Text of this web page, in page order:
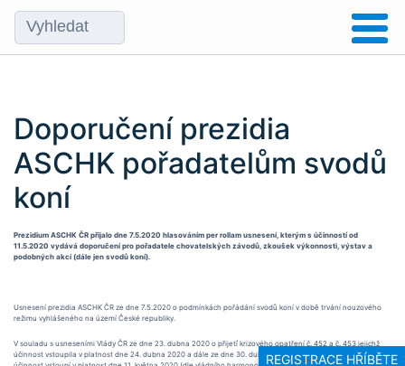
REGISTRACE HŘÍBĚTE
Doporučení prezidia
ASCHK pořadatelům svodů
koní
Prezidium ASCHK ČR přijalo dne 7.5.2020 hlasováním per rollam usnesení, kterým s účinností od
11.5.2020 vydává doporučení pro pořadatele chovatelských závodů, zkoušek výkonnosti, výstav a
podobných akcí (dále jen svodů koní).
Usnesení prezidia ASCHK ČR ze dne 7.5.2020 o podmínkách pořádání svodů koní v době trvání nouzového
režimu vyhlášeného na území České republiky.
V souladu s usneseními Vlády ČR ze dne 23. dubna 2020 o přijetí́ krizového opatření č. 452 a č. 453 jejichž
účinnost vstoupila v platnost dne 24. dubna 2020 a dále ze dne 30. dubna 2020 č. 490 a č. 493, jejichž